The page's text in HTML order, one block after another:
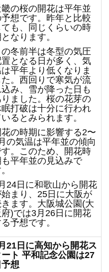
の桜の開花は平年並
想です。昨年と比較
ても、同じくらいの時
なります。
の冬前半は冬型の気圧
置となる日が多く、気
平年より低くなりま
た。西回りで寒気が流
み、雪が降った日も
りました。桜の花芽の
打破は十分に行われ
るとみられます。
花の時期に影響する2〜
の気温は平年並の傾向
す。このため、開花時
平年並の見込みで
24日に和歌山から開花
始まり、25日に大阪が
ます。大阪城公園(大
府)では3月26日に開花
予想です。
21日に高知から開花ス
ート 平和記念公園は27
予想